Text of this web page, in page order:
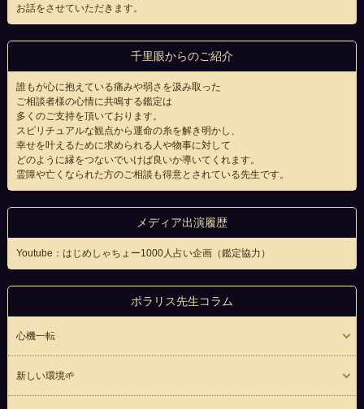
お話をさせていただきます。
千里眼からのご紹介
誰もが心に抱えている痛みや弱さを汲み取った
ご相談者様の心情に共鳴する鑑定は
多くのご支持を頂いております。
スピリチュアルな観点から運命の糸を解き明かし、
幸せを叶えるために求められる人や物事に対して
どのように縁をつないでいけば良いか導いてくれます。
霊障や亡くなられた方のご相談も得意とされている先生です。
メディア出演履歴
Youtube：はじめしゃちょー1000人占い企画（鑑定協力）
ポラリス先生コラム
心機一転
新しい環境🌱